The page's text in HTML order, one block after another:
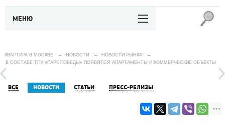
МЕНЮ
КВАРТИРА В МОСКВЕ → НОВОСТИ → НОВОСТИ РЫНКА
→
В СОСТАВЕ ТПУ «ПАРК ПОБЕДЫ» ПОЯВЯТСЯ АПАРТАМЕНТЫ И КОММЕРЧЕСКИЕ ОБЪЕКТЫ
ВСЕ НОВОСТИ СТАТЬИ ПРЕСС-РЕЛИЗЫ